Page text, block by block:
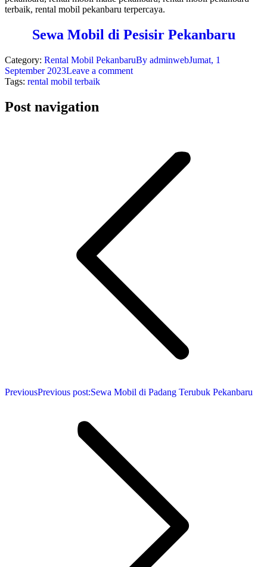
terbaik, rental mobil pekanbaru terpercaya.
Sewa Mobil di Pesisir Pekanbaru
Category: Rental Mobil PekanbaruBy adminwebJumat, 1
September 2023Leave a comment
Tags: rental mobil terbaik
Post navigation
PreviousPrevious post:Sewa Mobil di Padang Terubuk Pekanbaru